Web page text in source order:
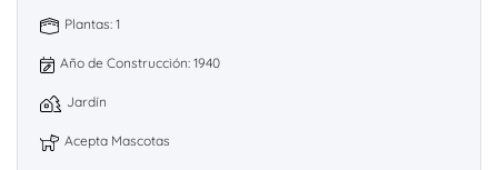
Plantas: 1
Año de Construcción: 1940
Jardín
Acepta Mascotas